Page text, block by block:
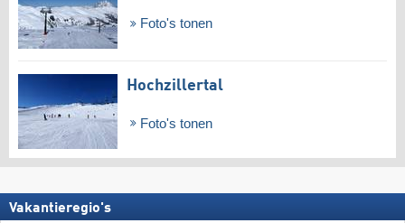
Foto's tonen
Hochzillertal
Foto's tonen
Vakantieregio's